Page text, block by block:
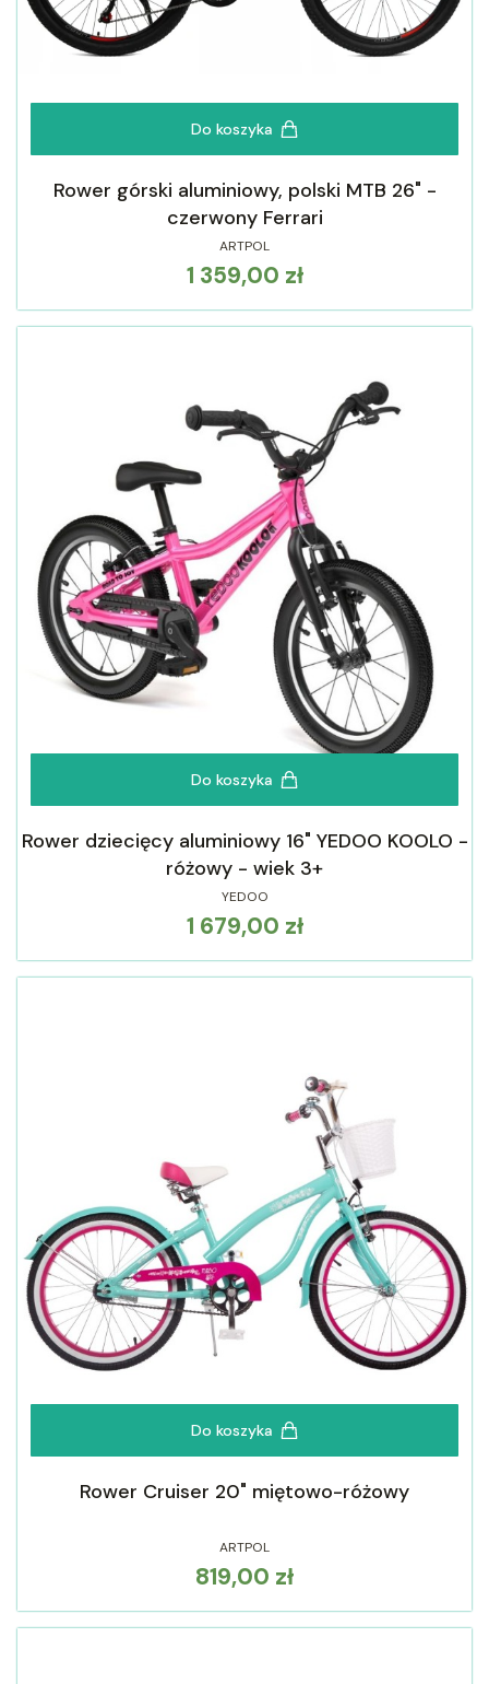
Do koszyka
Rower górski aluminiowy, polski MTB 26" -
czerwony Ferrari
ARTPOL
Cena
1 359,00 zł
Do koszyka
Rower dziecięcy aluminiowy 16" YEDOO KOOLO -
różowy - wiek 3+
YEDOO
Cena
1 679,00 zł
Do koszyka
Rower Cruiser 20" miętowo-różowy
ARTPOL
Cena
819,00 zł